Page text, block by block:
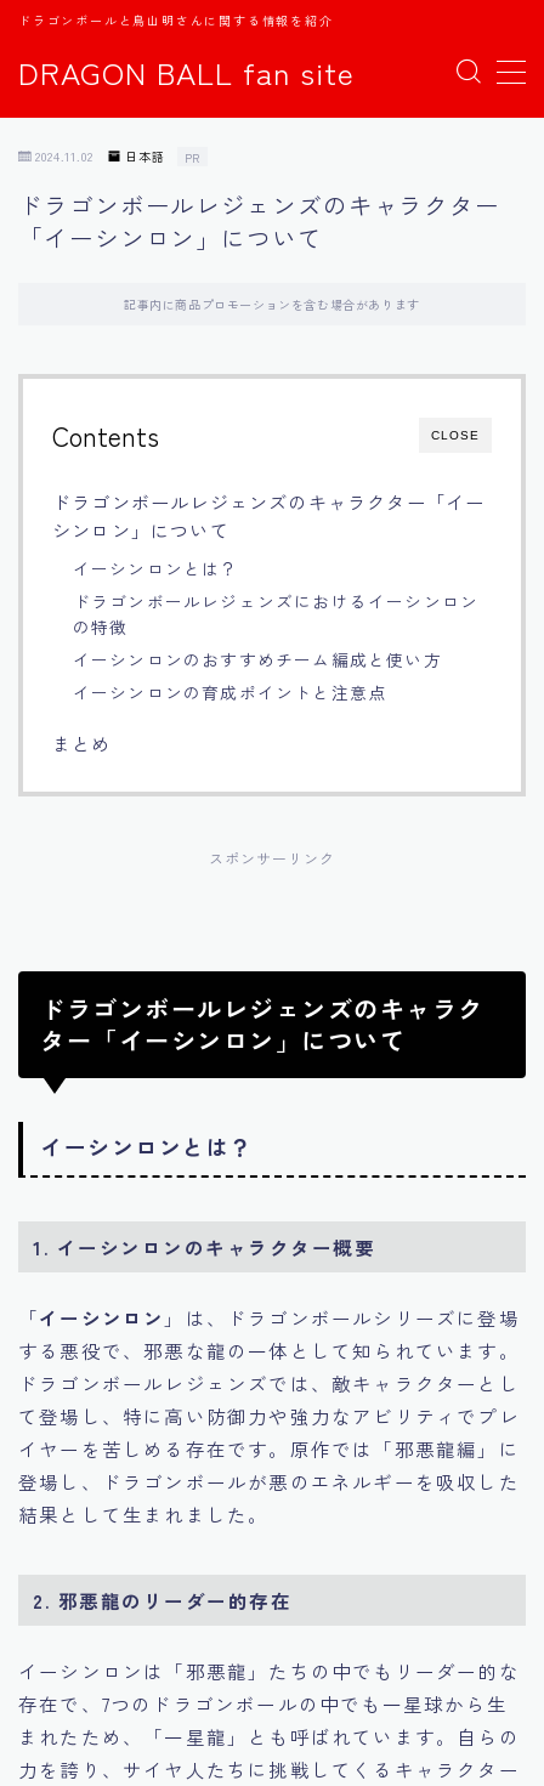
DRAGON BALL fan site
ドラゴンボールと鳥山明さんに関する情報を紹介
MENU
日本語
中文
Español
اللغة العربية
Français
2024.11.02 日本語 PR
ドラゴンボールレジェンズのキャラクター
「イーシンロン」について
記事内に商品プロモーションを含む場合があります
CLOSE
Contents
ドラゴンボールレジェンズのキャラクター「イー
シンロン」について
イーシンロンとは？
ドラゴンボールレジェンズにおけるイーシンロン
の特徴
イーシンロンのおすすめチーム編成と使い方
イーシンロンの育成ポイントと注意点
まとめ
スポンサーリンク
ドラゴンボールレジェンズのキャラク
ター「イーシンロン」について
イーシンロンとは？
1. イーシンロンのキャラクター概要
「イーシンロン 」は、ドラゴンボールシリーズに登場
する悪役で、邪悪な龍の一体として知られています。
ドラゴンボールレジェンズでは、敵キャラクターとし
て登場し、特に高い防御力や強力なアビリティでプレ
イヤーを苦しめる存在です。原作では「邪悪龍編」に
登場し、ドラゴンボールが悪のエネルギーを吸収した
結果として生まれました。
2. 邪悪龍のリーダー的存在
イーシンロンは「邪悪龍」たちの中でもリーダー的な
存在で、7つのドラゴンボールの中でも一星球から生
まれたため、「一星龍」とも呼ばれています。自らの
力を誇り、サイヤ人たちに挑戦してくるキャラクター